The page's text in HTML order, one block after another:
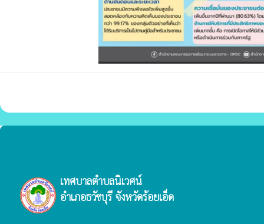
เทศบาลตำบลนิเวศน์
อำเภอธวัชบุรี จังหวัดร้อยเอ็ด